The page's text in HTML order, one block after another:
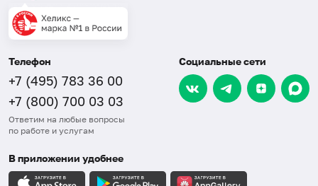
Телефон
+7 (495) 783 36 00
+7 (800) 700 03 03
Ответим на любые вопросы
по работе и услугам
Социальные сети
В приложении удобнее